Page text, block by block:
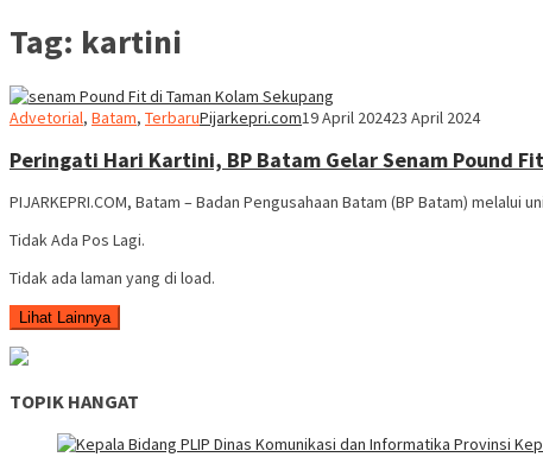
Tag: kartini
Advetorial, Batam, TerbaruPijarkepri.com19 April 202423 April 2024
Peringati Hari Kartini, BP Batam Gelar Senam Pound
PIJARKEPRI.COM, Batam – Badan Pengusahaan Batam (BP Batam) melalui
Tidak Ada Pos Lagi.
Tidak ada laman yang di load.
Lihat Lainnya
TOPIK HANGAT